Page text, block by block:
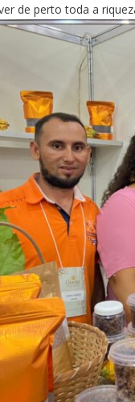
de perto toda a